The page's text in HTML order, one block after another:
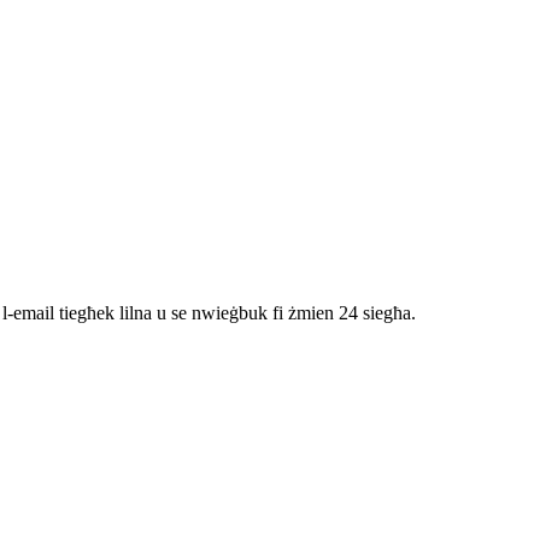
tiegħek lilna u se nwieġbuk fi żmien 24 siegħa.